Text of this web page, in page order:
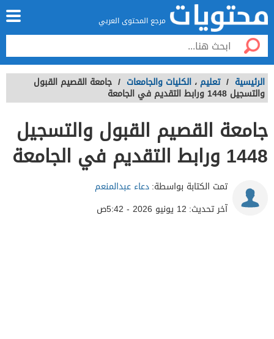
مرجع المحتوى العربي
الرئيسية / تعليم ، الكليات والجامعات / جامعة القصيم القبول
والتسجيل 1448 ورابط التقديم في الجامعة
جامعة القصيم القبول والتسجيل
1448 ورابط التقديم في الجامعة
تمت الكتابة بواسطة:دعاء عبدالمنعم
آخر تحديث: 12 يونيو 2026 - 5:42ص